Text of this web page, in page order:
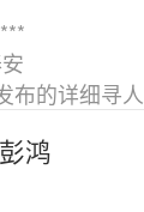
布的详细寻
鸿